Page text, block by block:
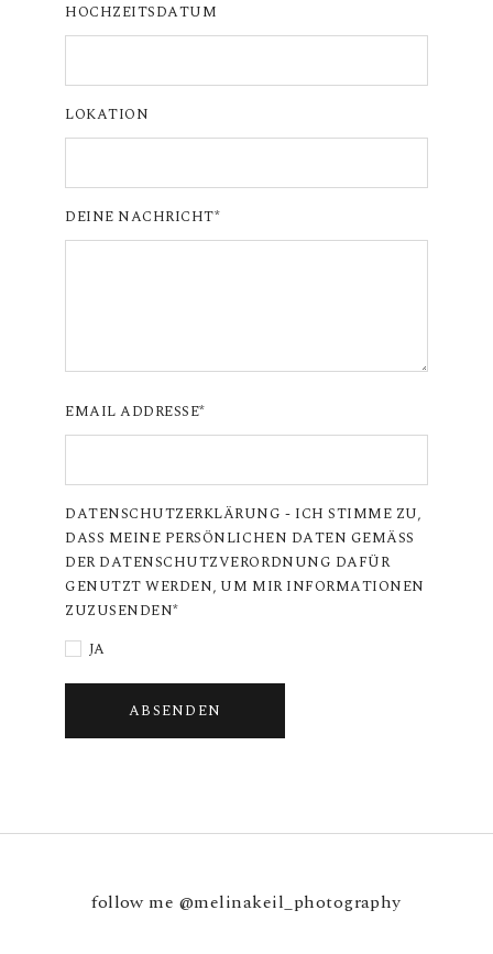
HOCHZEITSDATUM
LOKATION
DEINE NACHRICHT
EMAIL ADDRESSE
DATENSCHUTZERKLÄRUNG - ICH STIMME ZU,
DASS MEINE PERSÖNLICHEN DATEN GEMÄSS
DER DATENSCHUTZVERORDNUNG DAFÜR
GENUTZT WERDEN, UM MIR INFORMATIONEN
ZUZUSENDEN
JA
ABSENDEN
follow me @melinakeil_photography